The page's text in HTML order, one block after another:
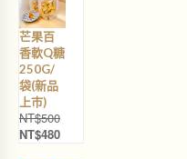
芒果百
香軟Q糖
250G/
袋(新品
上巿)
NT$500
原
NT$480目